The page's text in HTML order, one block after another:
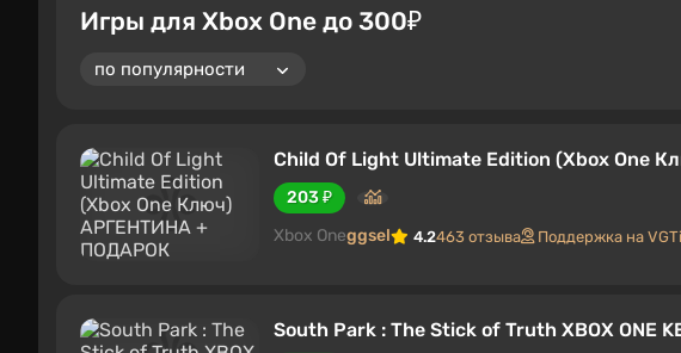
Игры для Xbox One до 300₽
Child Of Light Ultimate Edition (Xbox One
203 ₽
Xbox Oneggsel 4.2463 отзыва Поддержка на
South Park : The Stick of Truth XBOX ONE